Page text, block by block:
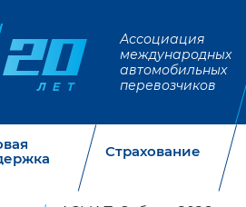
Ассоциация
международных
автомобильных
перевозчиков
Страхование